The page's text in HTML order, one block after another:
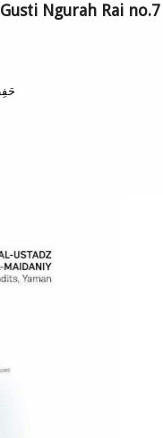
Ngurah Rai no.7